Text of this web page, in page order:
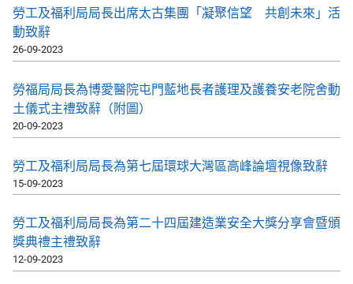
勞工及福利局局長出席太古集團「凝聚信望 共創未來」活
動致辭
26-09-2023
勞福局局長為博愛醫院屯門藍地長者護理及護養安老院舍動
土儀式主禮致辭（附圖）
20-09-2023
勞工及福利局局長為第七屆環球大灣區高峰論壇視像致辭
15-09-2023
勞工及福利局局長為第二十四屆建造業安全大獎分享會暨頒
獎典禮主禮致辭
12-09-2023